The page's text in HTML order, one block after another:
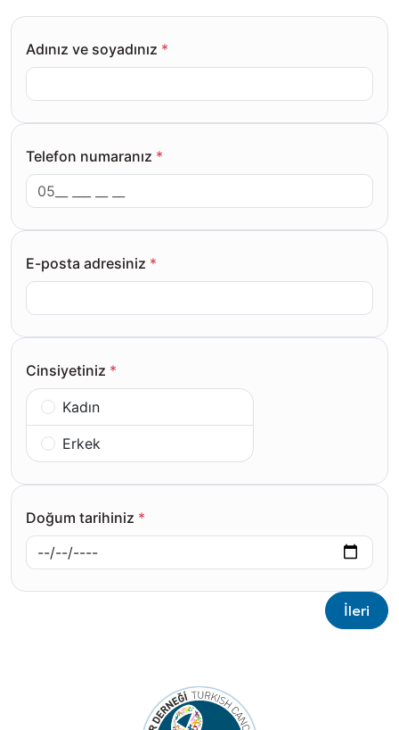
Adınız ve soyadınız *
Telefon numaranız *
E-posta adresiniz *
Cinsiyetiniz *
Kadın
Erkek
Doğum tarihiniz *
İleri